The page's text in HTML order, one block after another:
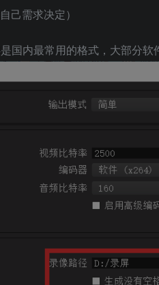
己需求决定）
国内最常用的格式，大部分